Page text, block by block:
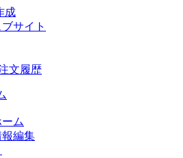
成
文履歴
ム
編集